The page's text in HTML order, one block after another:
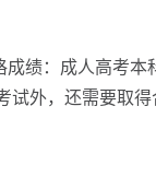
绩：成人高考本
试外，还需要取得